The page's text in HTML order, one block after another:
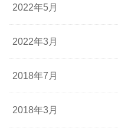
2022年5月
2022年3月
2018年7月
2018年3月